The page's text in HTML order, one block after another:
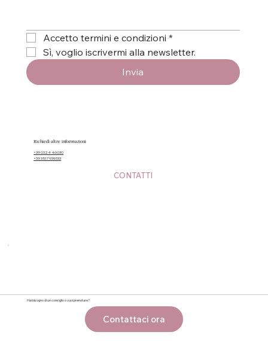
Accetto termini e condizioni *
Sì, voglio iscrivermi alla newsletter.
Invia
Richiedi altre informazioni
+39 0324 46030
+39 3517939333
CONTATTI
Hai bisogno di un consiglio o vuoi prenotare?
Contattaci ora